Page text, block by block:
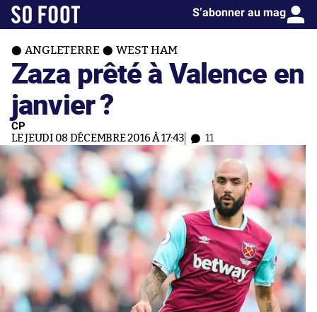
S’abonner au mag
ANGLETERRE WEST HAM
Zaza prêté à Valence en
janvier ?
CP
LE JEUDI 08 DÉCEMBRE 2016 À 17:43 11